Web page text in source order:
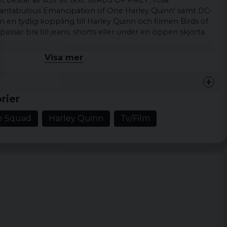
Emancipation of One Harley Quinn' samt DC-
en tydlig koppling till Harley Quinn och filmen Birds of
bra till jeans, shorts eller under en öppen skjorta.
du vill lyfta din outfit med ett grafiskt motiv.
med 3/4-ärmar i baseballstil
of Prey-logotyp, stor vit text, rosa handskriven text,
grafisk
Visa mer
Squad Harley Quinn Tv/Film